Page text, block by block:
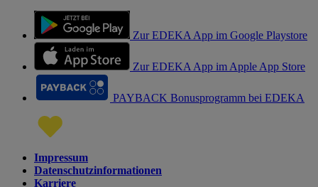
Zur EDEKA App im Google Playstore
Zur EDEKA App im Apple App Store
PAYBACK Bonusprogramm bei EDEKA
Impressum
Datenschutzinformationen
Karriere